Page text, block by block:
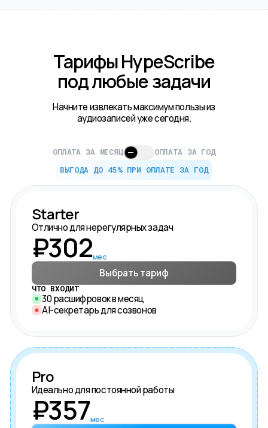
Тарифы HypeScribe
под любые задачи
Начните извлекать максимум пользы из
аудиозаписей уже сегодня.
ОПЛАТА ЗА МЕСЯЦ
ОПЛАТА ЗА ГОД
ВЫГОДА ДО 45% ПРИ ОПЛАТЕ ЗА ГОД
Starter
Отлично для нерегулярных задач
₽302мес
Выбрать тариф
ЧТО ВХОДИТ
30 расшифровок в месяц
AI-секретарь для созвонов
Pro
Идеально для постоянной работы
₽357мес